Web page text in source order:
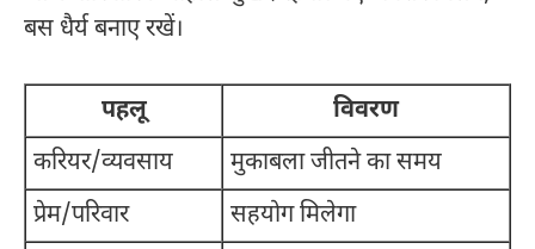
बस धैर्य बनाए रखें।
पहलू
विवरण
करियर/व्यवसाय
मुकाबला जीतने का समय
प्रेम/परिवार
सहयोग मिलेगा